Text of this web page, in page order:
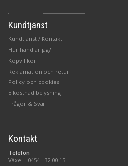
Kundtjänst
Kundtjänst / Kontakt
Hur handlar jag?
Köpvillkor
Reklamation och retur
Policy och cookies
Elkostnad belysning
Frågor & Svar
Kontakt
Telefon
Växel - 0454 - 32 00 15